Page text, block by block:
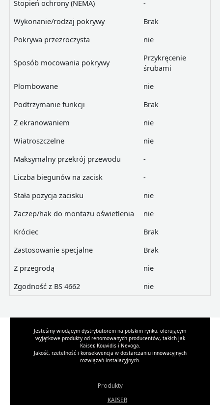
Stopień ochrony (NEMA)
-
Wykonanie/rodzaj pokrywy
Brak
Pokrywa przezroczysta
nie
Sposób mocowania pokrywy
Przykręcenie
śrubami
Plombowane
nie
Podtrzymanie funkcji
Brak
Z ekranowaniem
nie
Wiatroszczelne
nie
Maksymalny przekrój przewodu
-
Liczba biegunów na zacisk
-
Stała pozycja zacisku
nie
Zaczep/hak do montażu oświetlenia
nie
Króciec
Brak
Zastosowanie specjalne
Brak
Z przegrodą
nie
Zgodność z BS 4662
nie
Jesteśmy wiodącym dystrybutorem na polskim rynku, oferującym
wyjątkowe produkty od renomowanych producentów, takich jak
Kaiser, Kouvidis i Nevoga.
Jakość, rzetelność i konsekwencja w dostarczaniu innowacyjnych
rozwiązań instalacyjnych.
Produkty
KAISER